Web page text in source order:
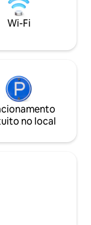
Wi-Fi
no local